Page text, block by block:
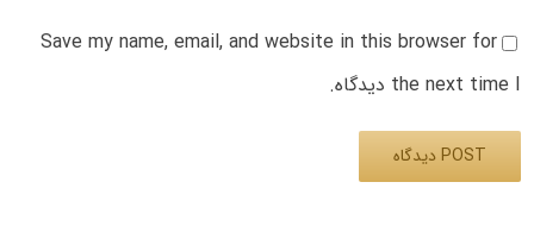
Save my name, email, and website in this browser for
the next time I دیدگاه.